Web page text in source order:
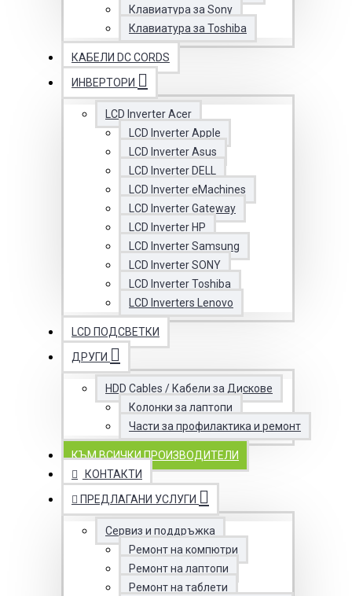
Клавиатура за Sony
Клавиатура за Toshiba
КАБЕЛИ DC CORDS
ИНВЕРТОРИ
LCD Inverter Acer
LCD Inverter Apple
LCD Inverter Asus
LCD Inverter DELL
LCD Inverter eMachines
LCD Inverter Gateway
LCD Inverter HP
LCD Inverter Samsung
LCD Inverter SONY
LCD Inverter Toshiba
LCD Inverters Lenovo
LCD ПОДСВЕТКИ
ДРУГИ
HDD Cables / Кабели за Дискове
Колонки за лаптопи
Части за профилактика и ремонт
КЪМ ВСИЧКИ ПРОИЗВОДИТЕЛИ
КОНТАКТИ
ПРЕДЛАГАНИ УСЛУГИ
Сервиз и поддръжка
Ремонт на компютри
Ремонт на лаптопи
Ремонт на таблети